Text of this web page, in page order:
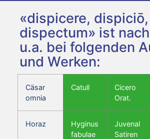
«dispicere,
dispectum» ist
u.a. bei folgenden
und Werken:
Cäsar
omnia
Catull
Cicero
Orat.
Horaz
Hyginus
fabulae
Juvenal
Satiren